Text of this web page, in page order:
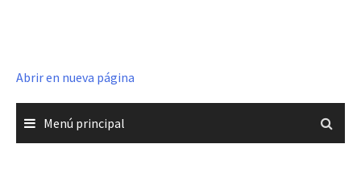
Abrir en nueva página
Menú principal